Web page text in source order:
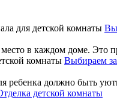
в каждом доме. Это
Выбираем
ребенка должно быть
детской комнаты